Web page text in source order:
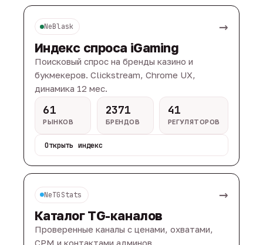
NeBlask →
Индекс спроса iGaming
Поисковый спрос на бренды казино и
букмекеров. Clickstream, Chrome UX,
динамика 12 мес.
61
РЫНКОВ
2371
БРЕНДОВ
41
РЕГУЛЯТОРОВ
Открыть индекс
NeTGStats →
Каталог TG-каналов
Проверенные каналы с ценами, охватами,
CPM и контактами админов.